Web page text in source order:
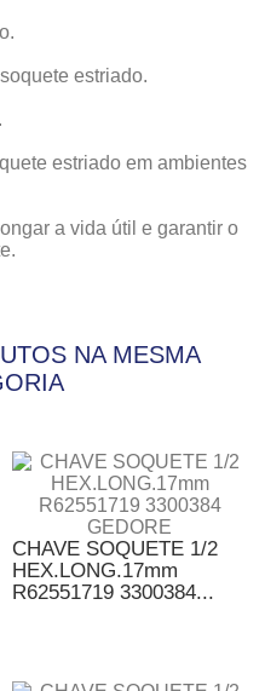
estriado.
estriado em ambientes
a vida útil e garantir o
NA MESMA
CHAVE SOQUETE 1/2
HEX.LONG.17mm
R62551719 3300384...